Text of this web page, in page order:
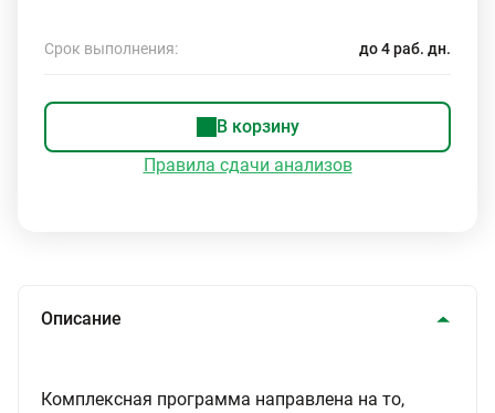
Срок выполнения: до 4 раб. дн.
В корзину
Правила сдачи анализов
Описание
Комплексная программа направлена на то,